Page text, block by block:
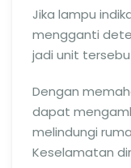
Jika lampu
mengganti
jadi unit
Dengan
dapat
melindungi
Keselamatan